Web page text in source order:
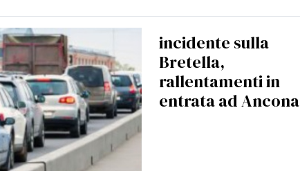
incidente sulla
Bretella,
rallentamenti in
entrata ad Ancona